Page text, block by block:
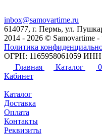
inbox@samovartime.ru
614077, г. Пермь, ул.
2014 - 2026 © Samovartime
Политика
ОГРН: 1165958061059
Главная
Каталог 0
Кабинет
Каталог
Доставка
Оплата
Контакты
Реквизиты